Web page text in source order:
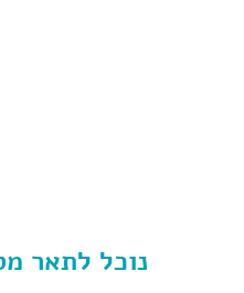
נוכל לתאר